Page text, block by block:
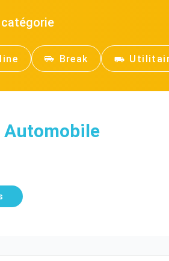
catégorie
Break
Automobile